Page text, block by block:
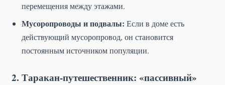
перемещения между этажами.
Мусоропроводы и подвалы: Если в доме есть
действующий мусоропровод, он становится
постоянным источником популяции.
2. Таракан-путешественник: «пассивный»